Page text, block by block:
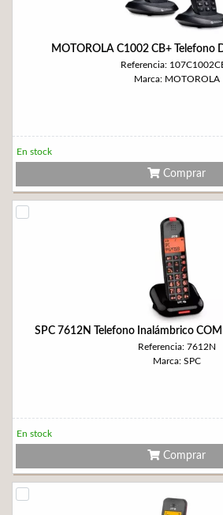
MOTOROLA C1002 CB+ Telefono
Referencia:
Marca: MOTOROLA
En stock
Comprar
SPC 7612N Telefono Inalámbrico
Referencia: 7612N
Marca: SPC
En stock
Comprar